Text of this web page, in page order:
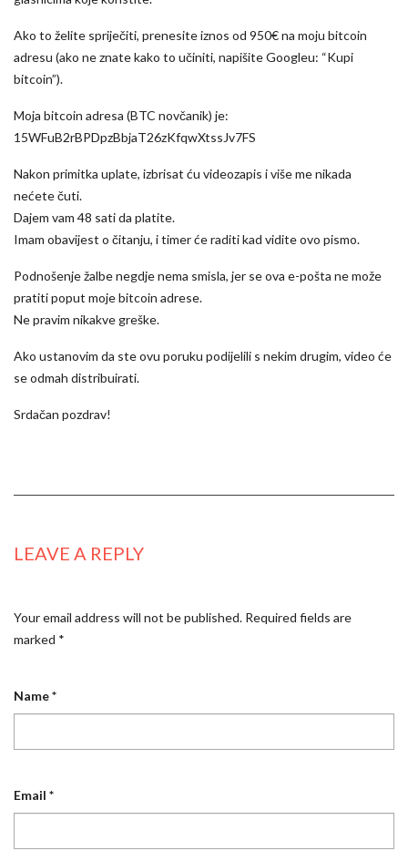
Ako to želite spriječiti, prenesite iznos od 950€ na moju bitcoin
adresu (ako ne znate kako to učiniti, napišite Googleu: “Kupi
bitcoin”).
Moja bitcoin adresa (BTC novčanik) je:
15WFuB2rBPDpzBbjaT26zKfqwXtssJv7FS
Nakon primitka uplate, izbrisat ću videozapis i više me nikada
nećete čuti.
Dajem vam 48 sati da platite.
Imam obavijest o čitanju, i timer će raditi kad vidite ovo pismo.
Podnošenje žalbe negdje nema smisla, jer se ova e-pošta ne može
pratiti poput moje bitcoin adrese.
Ne pravim nikakve greške.
Ako ustanovim da ste ovu poruku podijelili s nekim drugim, video će
se odmah distribuirati.
Srdačan pozdrav!
LEAVE A REPLY
Your email address will not be published. Required fields are
marked *
Name*
Email *